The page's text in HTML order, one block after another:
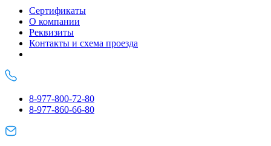
Сертификаты
О компании
Реквизиты
Контакты и схема проезда
8-977-800-72-80
8-977-860-66-80